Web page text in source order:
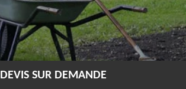
DEVIS SUR DEMANDE